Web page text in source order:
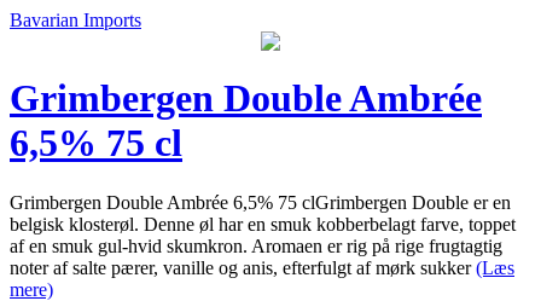
Bavarian Imports
Grimbergen Double Ambrée
6,5% 75 cl
Grimbergen Double Ambrée 6,5% 75 clGrimbergen Double er en
belgisk klosterøl. Denne øl har en smuk kobberbelagt farve, toppet
af en smuk gul-hvid skumkron. Aromaen er rig på rige frugtagtig
noter af salte pærer, vanille og anis, efterfulgt af mørk sukker(Læs
mere)